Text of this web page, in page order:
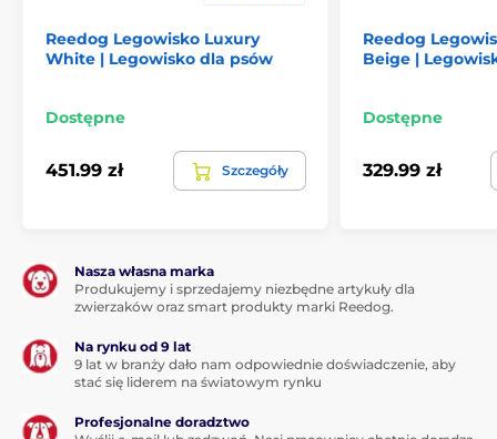
Reedog Legowisko Luxury
White | Legowisko dla psów
Dostępne
451.99 zł Szczegóły
Reedog
Beige |
Dostępne
329.99 zł
Nasza własna marka
Produkujemy i sprzedajemy niezbędne artykuły dla
zwierzaków oraz smart produkty marki Reedog.
Na rynku od 9 lat
9 lat w branży dało nam odpowiednie doświadczenie, aby
stać się liderem na światowym rynku
Profesjonalne doradztwo